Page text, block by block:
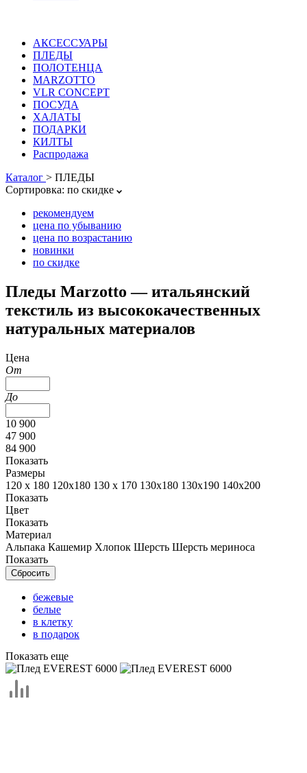
АКСЕССУАРЫ
ПЛЕДЫ
ПОЛОТЕНЦА
MARZOTTO
VLR CONCEPT
ПОСУДА
ХАЛАТЫ
ПОДАРКИ
КИЛТЫ
Распродажа
Каталог > ПЛЕДЫ
Сортировка: по скидке
рекомендуем
цена по убыванию
цена по возрастанию
новинки
по скидке
Пледы Marzotto — итальянский
текстиль из высококачественных
натуральных материалов
Цена
От
До
10 900
47 900
84 900
Показать
Размеры
120 х 180 120х180 130 х 170 130х180 130х190 140х200
Показать
Цвет
Показать
Материал
Альпака Кашемир Хлопок Шерсть Шерсть мериноса
Показать
бежевые
белые
в клетку
в подарок
вязаные
голубые
Показать еще